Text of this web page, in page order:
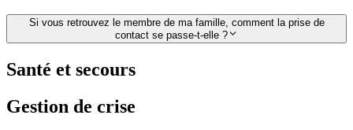
Si vous retrouvez le membre de ma famille, comment la prise de
contact se passe-t-elle ?
Santé et secours
Gestion de crise